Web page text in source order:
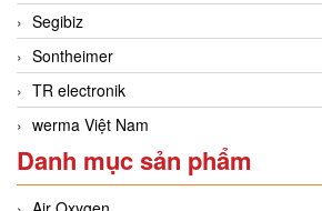
Segibiz
Sontheimer
TR electronik
werma Việt Nam
Danh mục sản phẩm